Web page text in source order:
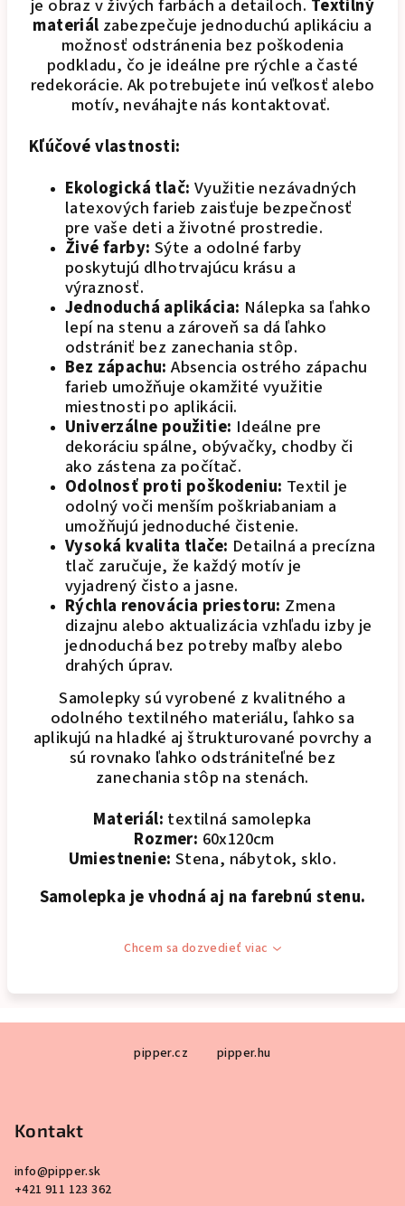
je obraz v živých farbách a detailoch. Textilný
materiál zabezpečuje jednoduchú aplikáciu a
možnosť odstránenia bez poškodenia
podkladu, čo je ideálne pre rýchle a časté
redekorácie. Ak potrebujete inú veľkosť alebo
motív, neváhajte nás kontaktovať.
Kľúčové vlastnosti:
Ekologická tlač: Využitie nezávadných
latexových farieb zaisťuje bezpečnosť
pre vaše deti a životné prostredie.
Živé farby: Sýte a odolné farby
poskytujú dlhotrvajúcu krásu a
výraznosť.
Jednoduchá aplikácia: Nálepka sa ľahko
lepí na stenu a zároveň sa dá ľahko
odstrániť bez zanechania stôp.
Bez zápachu:Absencia ostrého zápachu
farieb umožňuje okamžité využitie
miestnosti po aplikácii.
Univerzálne použitie: Ideálne pre
dekoráciu spálne, obývačky, chodby či
ako zástena za počítač.
Odolnosť proti poškodeniu: Textil je
odolný voči menším poškriabaniam a
umožňujú jednoduché čistenie.
Vysoká kvalita tlače: Detailná a precízna
tlač zaručuje, že každý motív je
vyjadrený čisto a jasne.
Rýchla renovácia priestoru: Zmena
dizajnu alebo aktualizácia vzhľadu izby je
jednoduchá bez potreby maľby alebo
drahých úprav.
Samolepky sú vyrobené z kvalitného a
odolného textilného materiálu, ľahko sa
aplikujú na hladké aj štrukturované povrchy a
sú rovnako ľahko odstrániteľné bez
zanechania stôp na stenách.
Materiál: textilná samolepka
Rozmer: 60x120cm
Umiestnenie: Stena, nábytok, sklo.
Samolepka je vhodná aj na farebnú stenu.
Chcem sa dozvedieť viac
pipper.cz pipper.hu
Kontakt
info@pipper.sk
+421 911 123 362